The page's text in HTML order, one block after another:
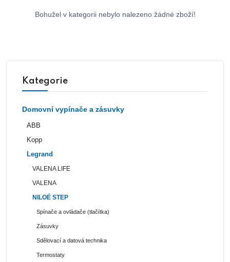
Bohužel v kategorii nebylo nalezeno žádné zboží!
Kategorie
Domovní vypínače a zásuvky
ABB
Kopp
Legrand
VALENA LIFE
VALENA
NILOÉ STEP
Spínače a ovládače (tlačítka)
Zásuvky
Sdělovací a datová technika
Termostaty